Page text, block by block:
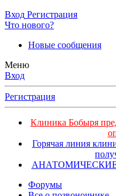
Вход Регистрация
Что нового?
Новые сообщения
Меню
Вход
Регистрация
Клиника Бобыря
Горячая линия
Форумы